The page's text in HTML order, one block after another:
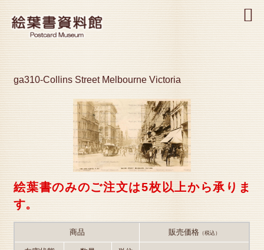
ga310-Collins Street Melbourne Victoria
絵葉書のみのご注文は5枚以上から承りま
す。
商品 販売価格（税込）